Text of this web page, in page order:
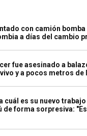
con camión bomba
a días del cambio
fue asesinado a
y a pocos metros de
cuál es su nuevo
de forma sorpresiva: